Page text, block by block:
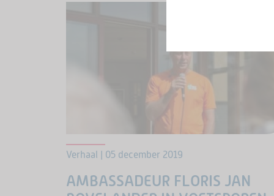
Verhaal | 05 december 2019
AMBASSADEUR FLORIS JAN